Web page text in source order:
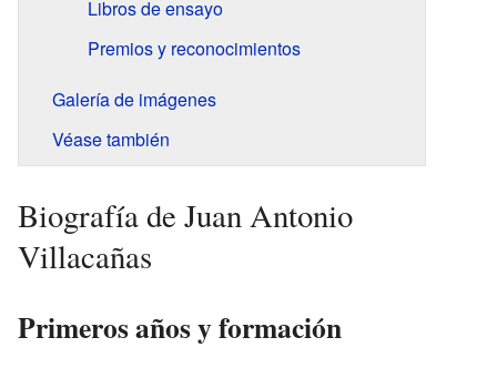
Libros de ensayo
Premios y reconocimientos
Galería de imágenes
Véase también
Biografía de Juan Antonio
Villacañas
Primeros años y formación